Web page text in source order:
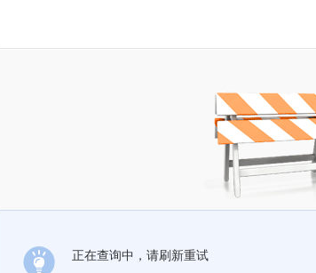
正在查询中，请刷新重试